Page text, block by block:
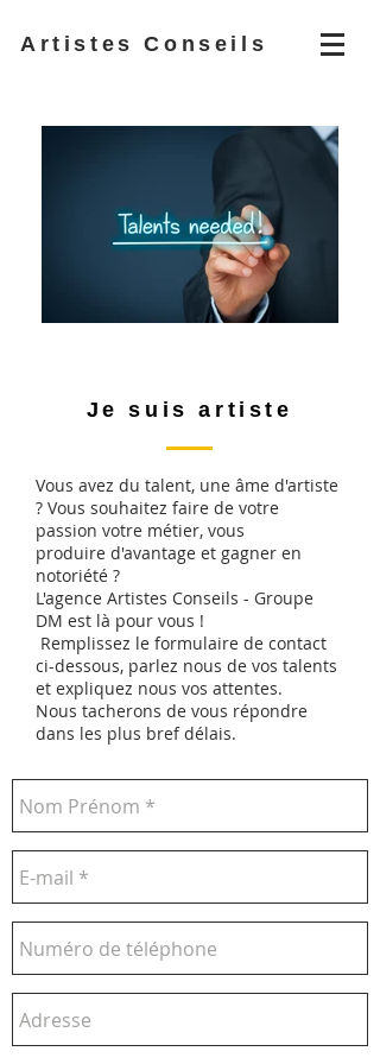
Artistes Conseils
Je suis artiste
Vous avez du talent, une âme d'artiste
? Vous souhaitez faire de votre
passion votre métier, vous
produire d'avantage et gagner en
notoriété ?
L'agence Artistes Conseils - Groupe
DM est là pour vous !
Remplissez le formulaire de contact
ci-dessous, parlez nous de vos talents
et expliquez nous vos attentes.
Nous tacherons de vous répondre
dans les plus bref délais.